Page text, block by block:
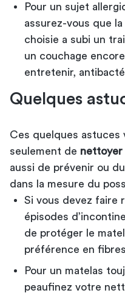
Pour un sujet
assurez-vous que
choisie a subi un
un couchage
entretenir,
Quelques
Ces quelques
seulement de nettoyer
aussi de prévenir ou
dans la mesure du
Si vous devez faire
épisodes
de protéger le
préférence en
Pour un matelas
peaufinez votre